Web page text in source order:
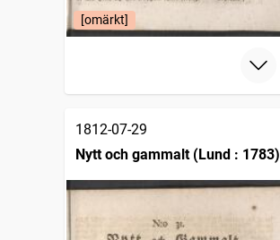
[omärkt]
1812-07-29
Nytt och gammalt (Lund : 1783)